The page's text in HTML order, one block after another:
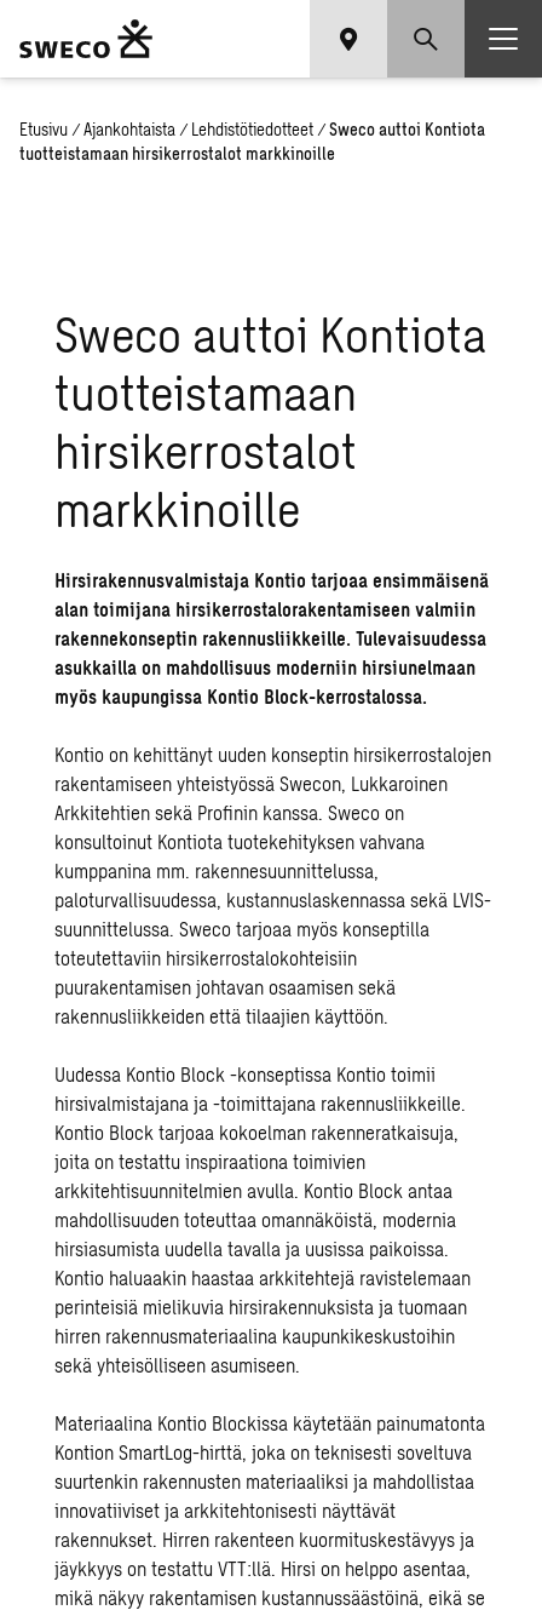
Etusivu / Ajankohtaista / Lehdistötiedotteet / Sweco auttoi Kontiota
tuotteistamaan hirsikerrostalot markkinoille
Sweco auttoi Kontiota
tuotteistamaan
hirsikerrostalot
markkinoille
Hirsirakennusvalmistaja Kontio tarjoaa ensimmäisenä
alan toimijana hirsikerrostalorakentamiseen valmiin
rakennekonseptin rakennusliikkeille. Tulevaisuudessa
asukkailla on mahdollisuus moderniin hirsiunelmaan
myös kaupungissa Kontio Block-kerrostalossa.
Kontio on kehittänyt uuden konseptin hirsikerrostalojen
rakentamiseen yhteistyössä Swecon, Lukkaroinen
Arkkitehtien sekä Profinin kanssa. Sweco on
konsultoinut Kontiota tuotekehityksen vahvana
kumppanina mm. rakennesuunnittelussa,
paloturvallisuudessa, kustannuslaskennassa sekä LVIS-
suunnittelussa. Sweco tarjoaa myös konseptilla
toteutettaviin hirsikerrostalokohteisiin
puurakentamisen johtavan osaamisen sekä
rakennusliikkeiden että tilaajien käyttöön.
Uudessa Kontio Block -konseptissa Kontio toimii
hirsivalmistajana ja -toimittajana rakennusliikkeille.
Kontio Block tarjoaa kokoelman rakenneratkaisuja,
joita on testattu inspiraationa toimivien
arkkitehtisuunnitelmien avulla. Kontio Block antaa
mahdollisuuden toteuttaa omannäköistä, modernia
hirsiasumista uudella tavalla ja uusissa paikoissa.
Kontio haluaakin haastaa arkkitehtejä ravistelemaan
perinteisiä mielikuvia hirsirakennuksista ja tuomaan
hirren rakennusmateriaalina kaupunkikeskustoihin
sekä yhteisölliseen asumiseen.
Materiaalina Kontio Blockissa käytetään painumatonta
Kontion SmartLog-hirttä, joka on teknisesti soveltuva
suurtenkin rakennusten materiaaliksi ja mahdollistaa
innovatiiviset ja arkkitehtonisesti näyttävät
rakennukset. Hirren rakenteen kuormituskestävyys ja
jäykkyys on testattu VTT:llä. Hirsi on helppo asentaa,
mikä näkyy rakentamisen kustannussäästöinä, eikä se